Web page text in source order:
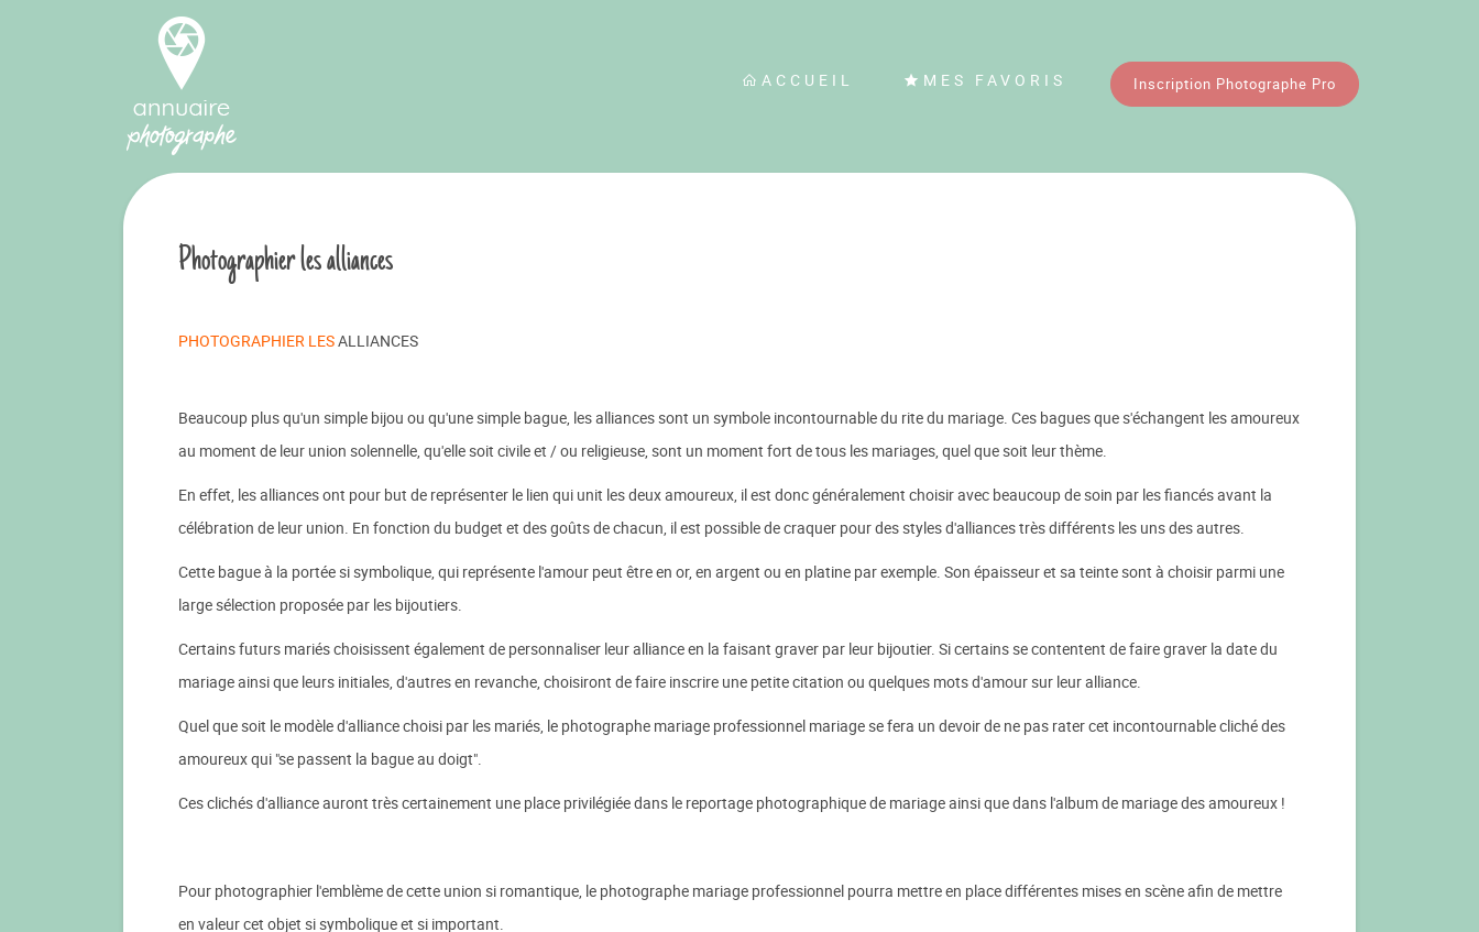
ACCUEIL MES FAVORIS Inscription Photographe Pro
Photographier les alliances
PHOTOGRAPHIER LESALLIANCES
Beaucoup plus qu'un simple bijou ou qu'une simple bague, les alliances sont un symbole incontournable du rite du mariage. Ces bagues que s'échangent les amoureux
au moment de leur union solennelle, qu'elle soit civile et / ou religieuse, sont un moment fort de tous les mariages, quel que soit leur thème.
En effet, les alliances ont pour but de représenter le lien qui unit les deux amoureux, il est donc généralement choisir avec beaucoup de soin par les fiancés avant la
célébration de leur union. En fonction du budget et des goûts de chacun, il est possible de craquer pour des styles d'alliances très différents les uns des autres.
Cette bague à la portée si symbolique, qui représente l'amour peut être en or, en argent ou en platine par exemple. Son épaisseur et sa teinte sont à choisir parmi une
large sélection proposée par les bijoutiers.
Certains futurs mariés choisissent également de personnaliser leur alliance en la faisant graver par leur bijoutier. Si certains se contentent de faire graver la date du
mariage ainsi que leurs initiales, d'autres en revanche, choisiront de faire inscrire une petite citation ou quelques mots d'amour sur leur alliance.
Quel que soit le modèle d'alliance choisi par les mariés, le photographe mariage professionnel mariage se fera un devoir de ne pas rater cet incontournable cliché des
amoureux qui "se passent la bague au doigt".
Ces clichés d'alliance auront très certainement une place privilégiée dans le reportage photographique de mariage ainsi que dans l'album de mariage des amoureux !
Pour photographier l'emblème de cette union si romantique, le photographe mariage professionnel pourra mettre en place différentes mises en scène afin de mettre
en valeur cet objet si symbolique et si important.